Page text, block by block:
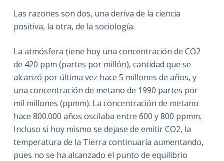
n
Las razones son dos, una deriva de la ciencia
positiva, la otra, de la sociología.
La atmósfera țiene hoy una concentración de CO2
de 420 ppm (partes por millón), cantidad que se
alcanzó por última vez hace 5 millones de años, y
una concentración de metano de 1990 partes por
mil millones (ppmm). La concentración de metano
hace 800.000 años oscilaba entre 600 y 800 ppmm.
Incluso si hoy mismo se dejase de emitir CO2, la
temperatura de la Tierra continuaría aumentando,
pues no se ha alcanzado el punto de equilibrio